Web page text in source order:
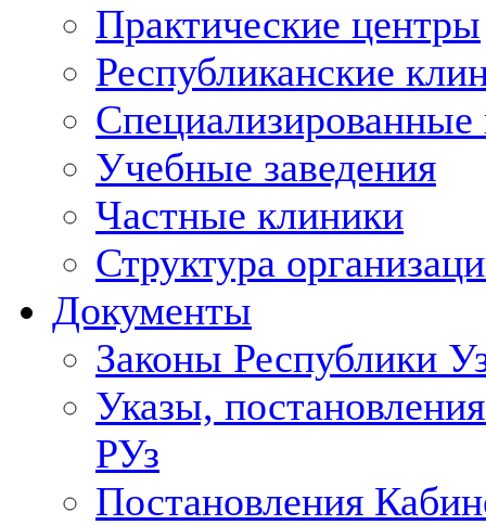
Практические центры
Республиканские
Учебные заведения
Частные клиники
Структура
Документы
Законы Республики
Указы,
РУз
Постановления